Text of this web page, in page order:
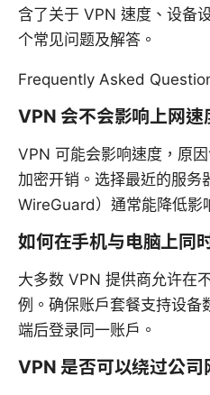
含了关于 VPN 速度、设备
个常见问题及解答。
Frequently Asked
VPN 会不会影响上网速
VPN 可能会影响速度，原
加密开销。选择最近的服务
WireGuard）通常能降低影
如何在手机与电脑上同
大多数 VPN 提供商允许在
例。确保账户套餐支持设备
端后登录同一账户。
VPN 是否可以绕过公司